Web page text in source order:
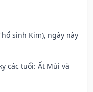
sinh Kim), ngày này
các tuổi: Ất Mùi và